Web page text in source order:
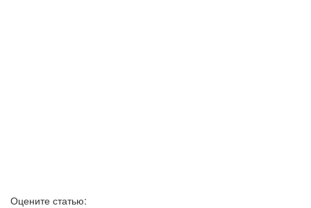
Оцените статью: